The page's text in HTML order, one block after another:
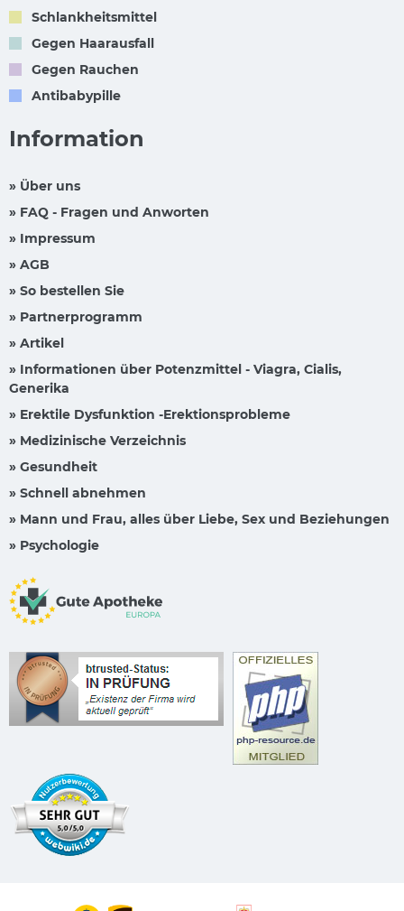
Schlankheitsmittel
Gegen Haarausfall
Gegen Rauchen
Antibabypille
Information
» Über uns
» FAQ - Fragen und Anworten
» Impressum
» AGB
» So bestellen Sie
» Partnerprogramm
» Artikel
» Informationen über Potenzmittel - Viagra, Cialis,
Generika
» Erektile Dysfunktion -Erektionsprobleme
» Medizinische Verzeichnis
» Gesundheit
» Schnell abnehmen
» Mann und Frau, alles über Liebe, Sex und Beziehungen
» Psychologie